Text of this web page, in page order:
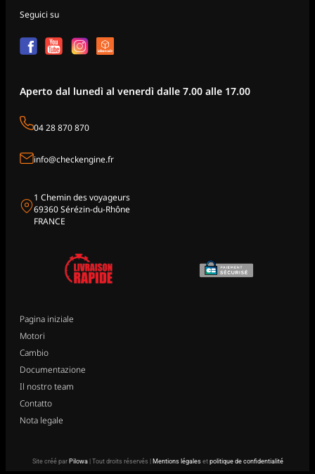
Seguici su
Aperto dal lunedì al venerdì dalle 7.00 alle 17.00
04 28 870 870
info@checkengine.fr
1 Chemin des voyageurs
69360 Sérézin-du-Rhône
FRANCE
Pagina iniziale
Motori
Cambio
Documentazione
Il nostro team
Contatto
Nota legale
Site créé par Pilowa| Tout droits réservés | Mentions légaleset politique de confidentialité